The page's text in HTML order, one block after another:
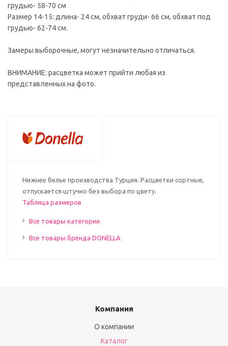
грудью- 58-70 см
Размер 14-15: длина- 24 см, обхват груди- 66 см, обхват под
грудью- 62-74 см.
Замеры выборочные, могут незначительно отличаться.
ВНИМАНИЕ: расцветка может прийти любая из
представленных на фото.
Нижнее белье производства Турция. Расцветки сортные,
отпускается штучно без выбора по цвету.
Таблица размеров
Все товары категории
Все товары бренда DONELLA
Компания
О компании
Каталог